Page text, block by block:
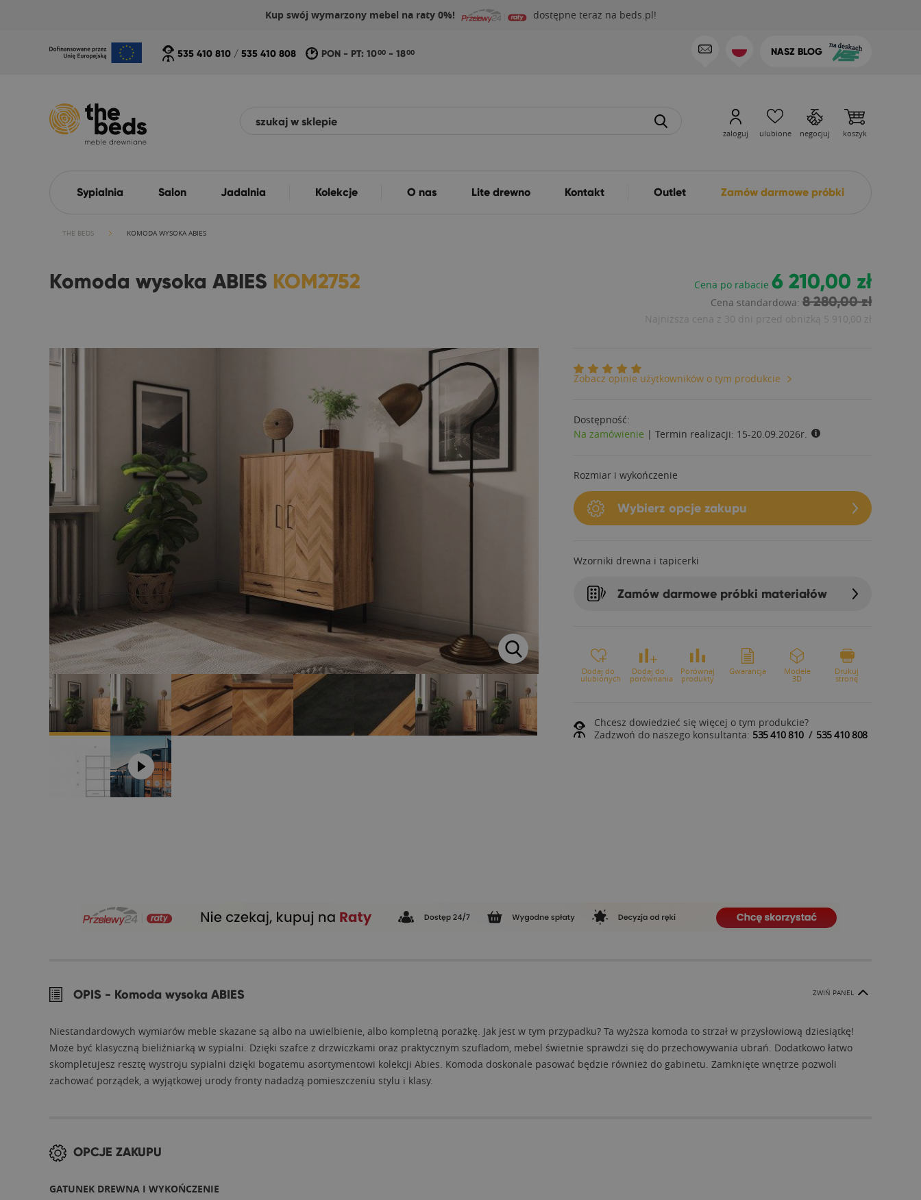
Kup swój wymarzony mebel na raty 0%! dostępne teraz na beds.pl!
NASZ BLOG
535 410 810 / 535 410 808 PON - PT: 1000 - 1800
zaloguj ulubione negocjuj koszyk
Sypialnia Salon Jadalnia Kolekcje O nas Lite drewno Kontakt Outlet Zamów darmowe próbki
THE BEDS KOMODA WYSOKA ABIES
Komoda wysoka ABIES KOM2752 Cena po rabacie 6 210,00 zł
Cena standardowa: 8 280,00 zł
Najniższa cena z 30 dni przed obniżką 5 910,00 zł
Zobacz opinie użytkowników o tym produkcie
Dostępność:
Na zamówienie | Termin realizacji: 15-20.09.2026r.
Rozmiar i wykończenie
Wybierz opcje zakupu
Wzorniki drewna i tapicerki
Zamów darmowe próbki materiałów
Dodaj do
ulubionych
Dodaj do
porównania
Porównaj
produkty
Gwarancja Modele
3D
Drukuj
stronę
Chcesz dowiedzieć się więcej o tym produkcie?
Zadzwoń do naszego konsultanta: 535 410 810/ 535 410 808
OPIS - Komoda wysoka ABIES ZWIŃ PANEL
Niestandardowych wymiarów meble skazane są albo na uwielbienie, albo kompletną porażkę. Jak jest w tym przypadku? Ta wyższa komoda to strzał w przysłowiową dziesiątkę!
Może być klasyczną bieliźniarką w sypialni. Dzięki szafce z drzwiczkami oraz praktycznym szufladom, mebel świetnie sprawdzi się do przechowywania ubrań. Dodatkowo łatwo
skompletujesz resztę wystroju sypialni dzięki bogatemu asortymentowi kolekcji Abies. Komoda doskonale pasować będzie również do gabinetu. Zamknięte wnętrze pozwoli
zachować porządek, a wyjątkowej urody fronty nadadzą pomieszczeniu stylu i klasy.
OPCJE ZAKUPU
GATUNEK DREWNA I WYKOŃCZENIE